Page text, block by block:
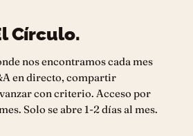
Círculo.
nos encontramos cada mes
en directo, compartir
con criterio. Acceso por
Solo se abre 1-2 días al mes.